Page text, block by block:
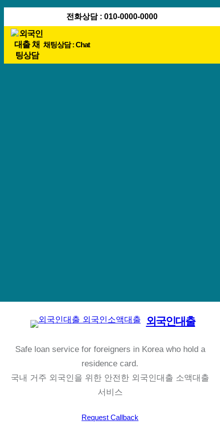
콘
바
전화상담 : 010-0000-0000
채팅상담 : Chat
외국인대출
Safe loan service for foreigners in Korea who hold a
residence card.
국내 거주 외국인을 위한 안전한 외국인대출 소액대출
서비스
Request Callback